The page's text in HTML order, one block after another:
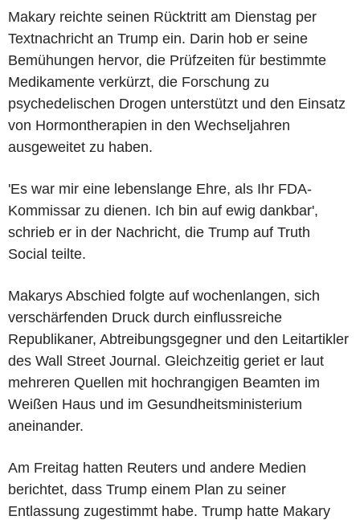
Makary reichte seinen Rücktritt am Dienstag per
Textnachricht an Trump ein. Darin hob er seine
Bemühungen hervor, die Prüfzeiten für bestimmte
Medikamente verkürzt, die Forschung zu
psychedelischen Drogen unterstützt und den Einsatz
von Hormontherapien in den Wechseljahren
ausgeweitet zu haben.
'Es war mir eine lebenslange Ehre, als Ihr FDA-
Kommissar zu dienen. Ich bin auf ewig dankbar',
schrieb er in der Nachricht, die Trump auf Truth
Social teilte.
Makarys Abschied folgte auf wochenlangen, sich
verschärfenden Druck durch einflussreiche
Republikaner, Abtreibungsgegner und den Leitartikler
des Wall Street Journal. Gleichzeitig geriet er laut
mehreren Quellen mit hochrangigen Beamten im
Weißen Haus und im Gesundheitsministerium
aneinander.
Am Freitag hatten Reuters und andere Medien
berichtet, dass Trump einem Plan zu seiner
Entlassung zugestimmt habe. Trump hatte Makary